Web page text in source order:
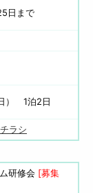
日まで
） 1泊2日
ラシ
研修会 [募集